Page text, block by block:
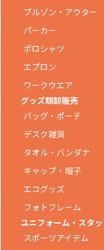
ブルゾン・アウター
パーカー
ポロシャツ
エプロン
ワークウエア
グッズ類卸販売
バッグ・ポーチ
デスク雑貨
タオル・バンダナ
キャップ・帽子
エコグッズ
フォトフレーム
ユニフォーム・スタ
スポーツアイテム